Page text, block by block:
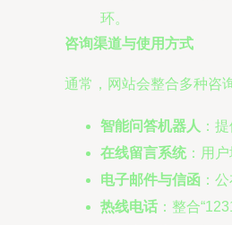
环。
咨询渠道与使用方式
通常，网站会整合多种咨
智能问答机器人 ：
在线留言系统：用户
电子邮件与信函 ：
热线电话 ：整合